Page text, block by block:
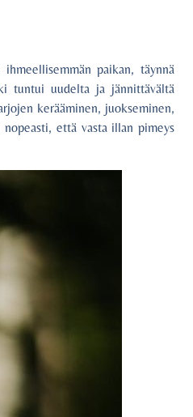
paikan, täynnä
tuntui uudelta ja jännittävältä
kerääminen, juokseminen,
että vasta illan pimeys